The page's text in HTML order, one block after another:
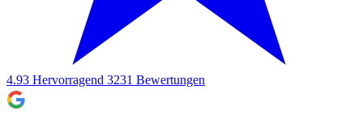
4.93 Hervorragend 3231 Bewertungen